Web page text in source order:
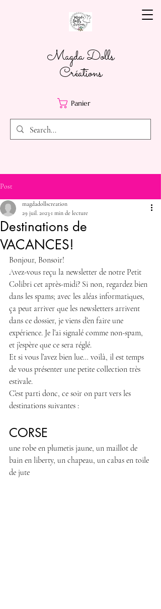
Magda Dolls
Créations
Panier
Post
Destinations de
VACANCES!
magdadollscreation
29 juil. 2023 1 min de lecture
Bonjour, Bonsoir!
Avez-vous reçu la newsletter de notre Petit
Colibri cet après-midi? Si non, regardez bien
dans les spams; avec les aléas informatiques,
ça peut arriver que les newsletters arrivent
dans ce dossier, je viens d’en faire une
expérience. Je l’ai signalé comme non-spam,
et j’espère que ce sera réglé.
Et si vous l’avez bien lue… voilà, il est temps
de vous présenter une petite collection très
estivale.
C’est parti donc, ce soir on part vers les
destinations suivantes :
CORSE
une robe en plumetis jaune, un maillot de
bain en liberty, un chapeau, un cabas en toile
de jute